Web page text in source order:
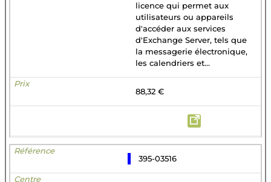
licence qui permet aux
utilisateurs ou appareils
d'accéder aux services
d'Exchange Server, tels que
la messagerie électronique,
les calendriers et...
88,32 €
395-03516